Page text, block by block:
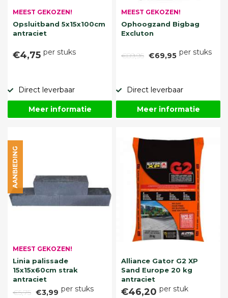
MEEST GEKOZEN!
Opsluitband 5x15x100cm
antraciet
€4,75 per stuks
Direct leverbaar
Meer informatie
MEEST GEKOZEN!
Ophoogzand Bigbag
Excluton
€89,95 €69,95 per stuks
Direct leverbaar
Meer informatie
MEEST GEKOZEN!
Linia palissade
15x15x60cm strak
antraciet
€5,75 €3,99 per stuks
AANBIEDING
Alliance Gator G2 XP
Sand Europe 20 kg
antraciet
€46,20 per stuk